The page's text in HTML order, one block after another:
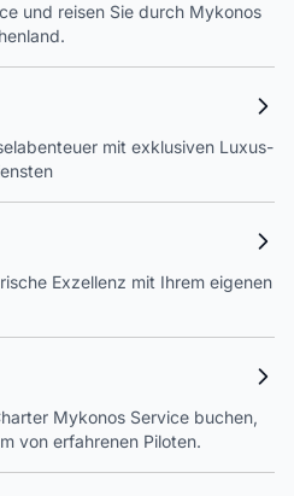
und reisen Sie durch Mykonos
mit exklusiven Luxus-
Exzellenz mit Ihrem eigenen
Mykonos Service buchen,
von erfahrenen Piloten.